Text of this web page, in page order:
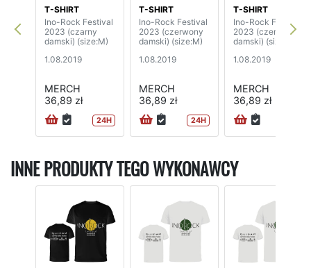
T-SHIRT
Ino-Rock Festival
2023 (czarny
damski) (size:M)
1.08.2019
MERCH
36,89 zł
24H
T-SHIRT
Ino-Rock Festival
2023 (czerwony
damski) (size:M)
1.08.2019
MERCH
36,89 zł
24H
T-SHIRT
Ino-Rock Festival
2023 (czerwony
damski) (size:S)
1.08.2019
MERCH
36,89 zł
INNE PRODUKTY TEGO WYKONAWCY